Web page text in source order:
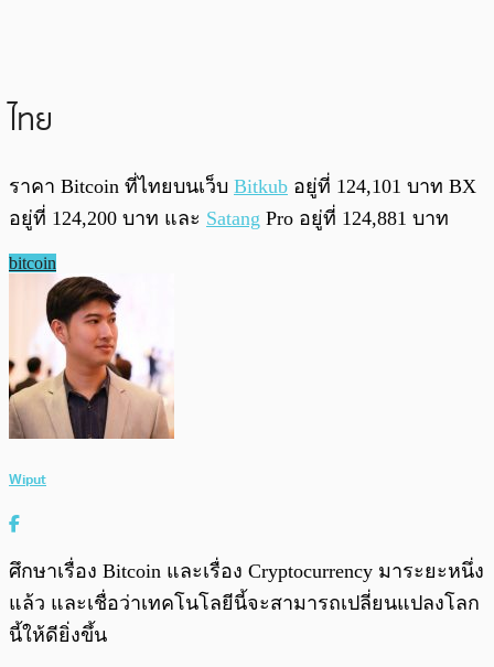
ไทย
ราคา Bitcoin ที่ไทยบนเว็บ Bitkub อยู่ที่ 124,101 บาท BX
อยู่ที่ 124,200 บาท และ Satang Pro อยู่ที่ 124,881 บาท
bitcoin
Wiput
ศึกษาเรื่อง Bitcoin และเรื่อง Cryptocurrency มาระยะหนึ่ง
แล้ว และเชื่อว่าเทคโนโลยีนี้จะสามารถเปลี่ยนแปลงโลก
นี้ให้ดียิ่งขึ้น